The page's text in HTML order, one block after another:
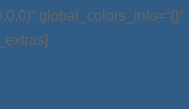
global_colors_info=“{}“